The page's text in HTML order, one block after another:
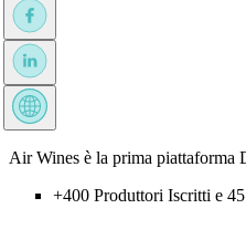
Air Wines è la prima piattaforma
+400 Produttori Iscritti e